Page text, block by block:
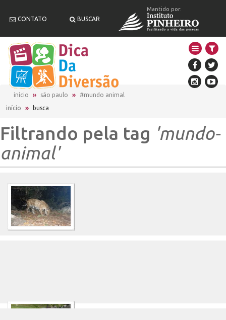
CONTATO BUSCAR
Mantido por:
início são paulo
#mundo animal
início
» busca
Filtrando pela tag 'mundo-
animal'